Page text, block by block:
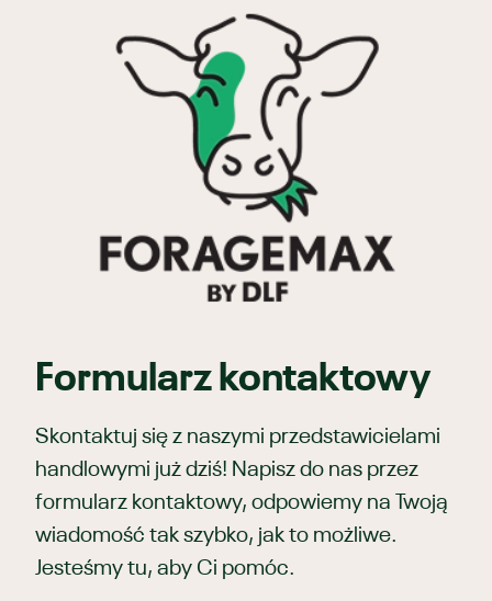
Formularz kontaktowy
Skontaktuj się z naszymi przedstawicielami
handlowymi już dziś! Napisz do nas przez
formularz kontaktowy, odpowiemy na Twoją
wiadomość tak szybko, jak to możliwe.
Jesteśmy tu, aby Ci pomóc.